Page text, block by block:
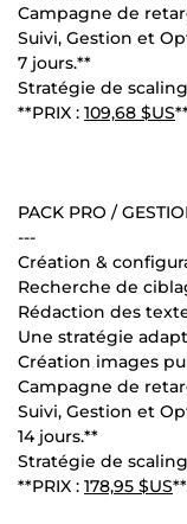
Campagne de
Suivi, Gestion et
7 jours.**
Stratégie de
**PRIX : 109,68 $US
PACK PRO /
---
Création &
Recherche de
Rédaction des
Une stratégie
Création images
Campagne de
Suivi, Gestion et
14 jours.**
Stratégie de
**PRIX : 178,95 $US**